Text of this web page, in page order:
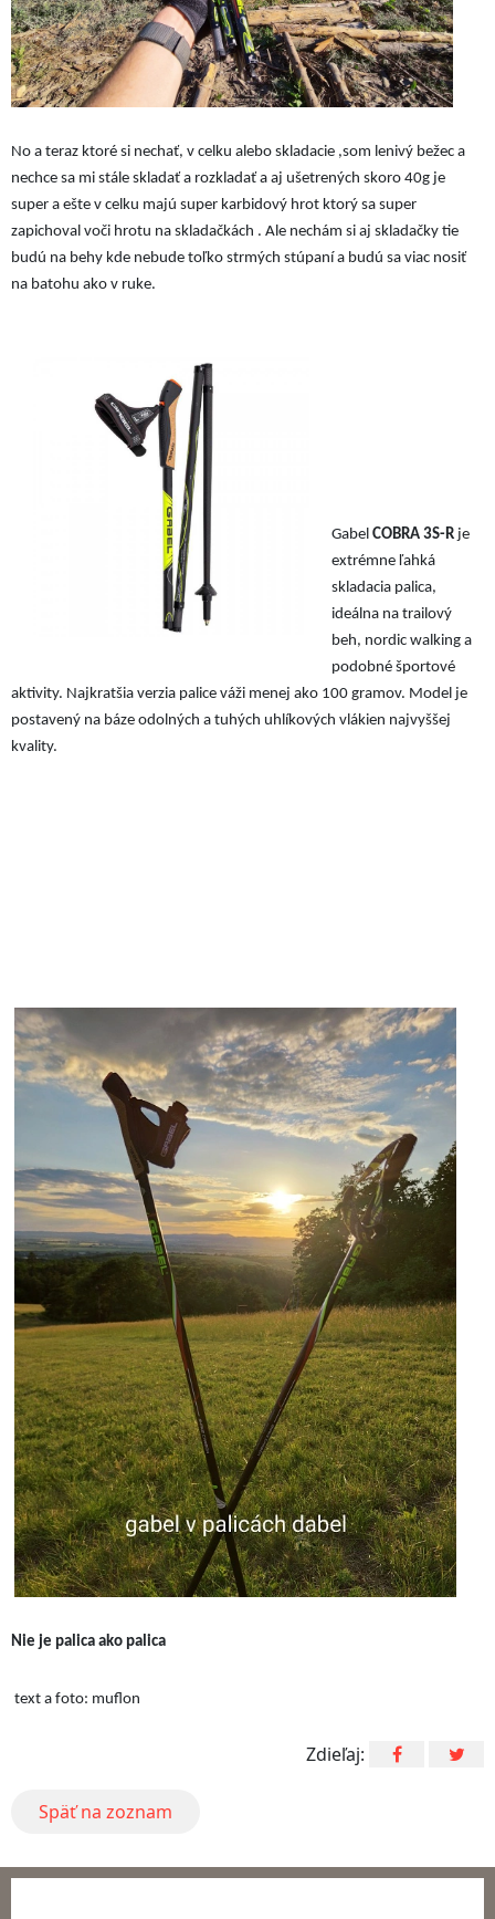
No a teraz ktoré si nechať, v celku alebo skladacie ,som lenivý bežec a
nechce sa mi stále skladať a rozkladať a aj ušetrených skoro 40g je
super a ešte v celku majú super karbidový hrot ktorý sa super
zapichoval voči hrotu na skladačkách . Ale nechám si aj skladačky tie
budú na behy kde nebude toľko strmých stúpaní a budú sa viac nosiť
na batohu ako v ruke.
Gabel COBRA 3S-R je
extrémne ľahká
skladacia palica,
ideálna na trailový
beh, nordic walking a
podobné športové
aktivity. Najkratšia verzia palice váži menej ako 100 gramov. Model je
postavený na báze odolných a tuhých uhlíkových vlákien najvyššej
kvality.
Nie je palica ako palica
text a foto: muflon
Zdieľaj:
Späť na zoznam